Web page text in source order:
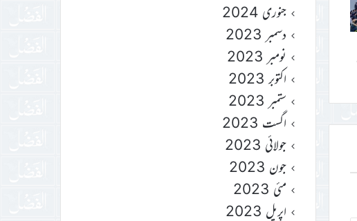
جنوری 2024
دسمبر 2023
نومبر 2023
اکتوبر 2023
ستمبر 2023
اگست 2023
جولائی 2023
جون 2023
مئی 2023
اپریل 2023